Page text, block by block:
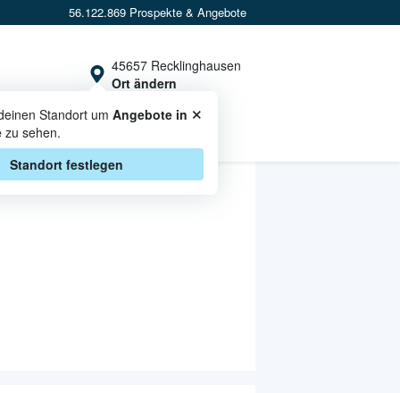
56.122.869 Prospekte & Angebote
45657 Recklinghausen
Ort ändern
Standort umAngebote in
zu sehen.
Standort festlegen
×